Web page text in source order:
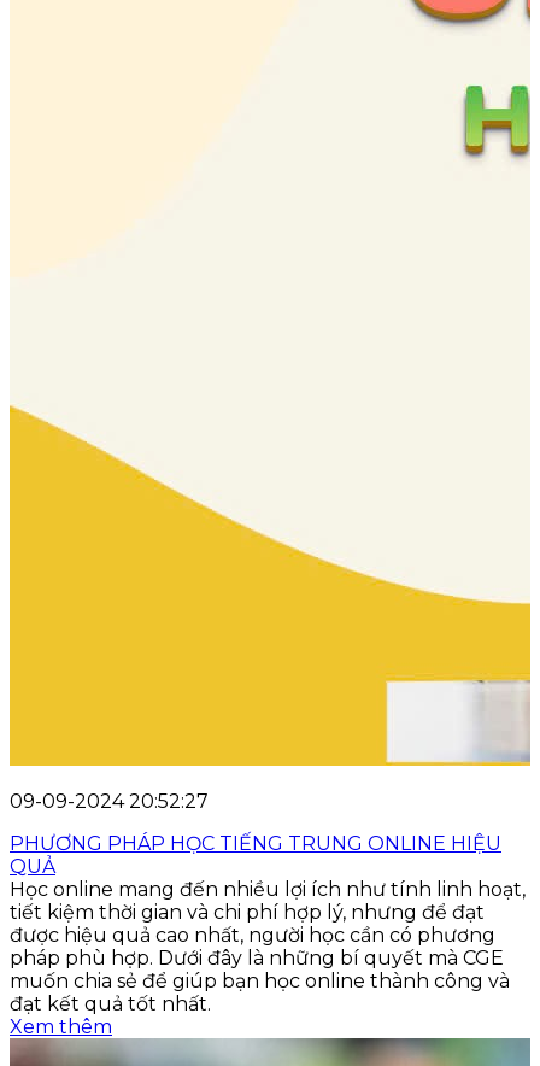
09-09-2024 20:52:27
PHƯƠNG PHÁP HỌC TIẾNG TRUNG ONLINE HIỆU
QUẢ
Học online mang đến nhiều lợi ích như tính linh hoạt,
tiết kiệm thời gian và chi phí hợp lý, nhưng để đạt
được hiệu quả cao nhất, người học cần có phương
pháp phù hợp. Dưới đây là những bí quyết mà CGE
muốn chia sẻ để giúp bạn học online thành công và
đạt kết quả tốt nhất.
Xem thêm